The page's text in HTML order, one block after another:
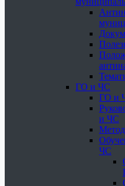
ГО и ЧС
ГО и
и ЧС
ЧС